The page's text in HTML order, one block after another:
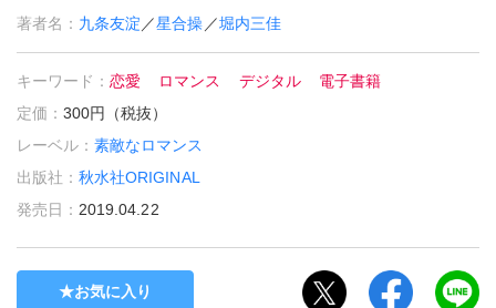
著者名： 九条友淀 ／星合操 ／堀内三佳
キーワード：恋愛 ロマンス デジタル
電子書籍
定価：300円（税抜）
レーベル：素敵なロマンス
出版社：秋水社ORIGINAL
発売日： 2019.04.22
お気に入り